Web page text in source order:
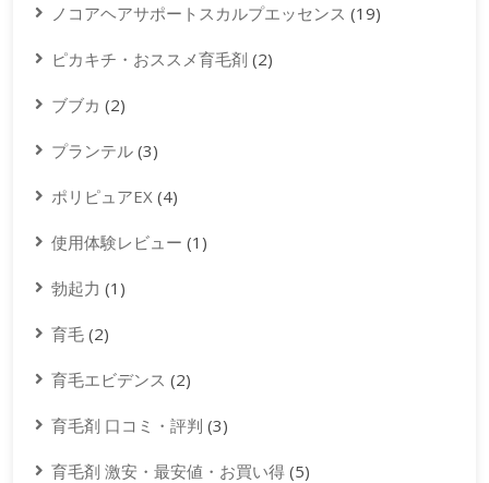
ノコアヘアサポートスカルプエッセンス (19)
ピカキチ・おススメ育毛剤 (2)
ブブカ (2)
プランテル (3)
ポリピュアEX (4)
使用体験レビュー (1)
勃起力 (1)
育毛 (2)
育毛エビデンス (2)
育毛剤 口コミ・評判 (3)
育毛剤 激安・最安値・お買い得 (5)